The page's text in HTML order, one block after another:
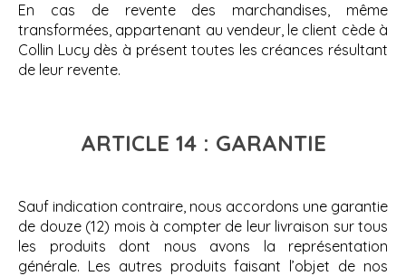
En cas de revente des marchandises, même
transformées, appartenant au vendeur, le client cède à
Collin Lucy dès à présent toutes les créances résultant
de leur revente.
ARTICLE 14 : GARANTIE
Sauf indication contraire, nous accordons une garantie
de douze (12) mois à compter de leur livraison sur tous
les produits dont nous avons la représentation
générale. Les autres produits faisant l’objet de nos